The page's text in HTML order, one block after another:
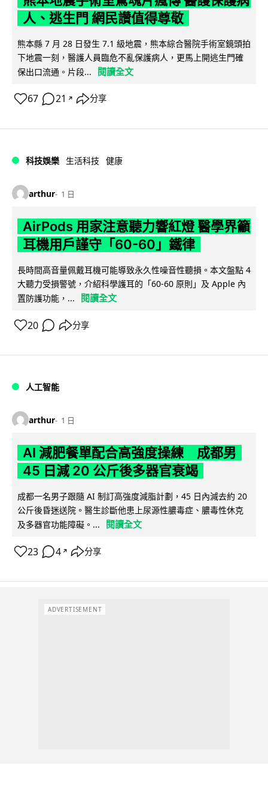
人、逃生門 網民讚值得尊敬
熊本縣 7 月 28 日發生 7.1 級地震，熊本綜合醫院手術室鏡頭拍
下地震一刻，醫護人員臨危不亂保護病人，更馬上開逃生門確
保出口流通。片段...
閱讀全文
67 21 ↗ 分享
科技娛樂 生活科技 健康
arthur 1 日
AirPods 用家注意聽力響紅燈 醫學界籲
耳機用戶謹守「60-60」鐵律
長時間高音量佩戴耳機可能導致永久性噪音性聽損。本文盤點 4
大聽力受損警號，介紹科學護耳的「60-60 原則」及 Apple 內
置防護功能，...
閱讀全文
20 分享
人工智能
arthur 1 日
AI 減肥餐單配合高強度操練 成都男
45 日減 20 公斤後多器官衰竭
成都一名男子跟隨 AI 制訂高強度減脂計劃，45 日內減去約 20
公斤後昏迷送院。醫生診斷他患上尿源性膿毒症、膿毒性休克
及多器官功能障礙。...
閱讀全文
23 4 ↗ 分享
ADVERTISEMENT